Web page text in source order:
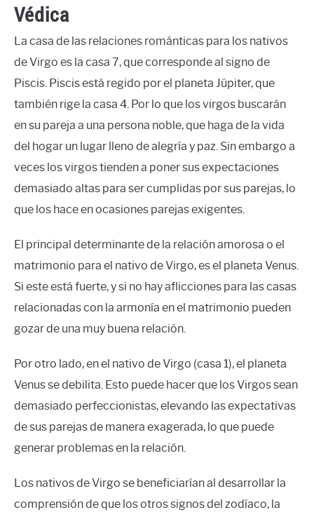
Védica
La casa de las relaciones románticas para los nativos
de Virgo es la casa 7, que corresponde al signo de
Piscis. Piscis está regido por el planeta Júpiter, que
también rige la casa 4. Por lo que los virgos buscarán
en su pareja a una persona noble, que haga de la vida
del hogar un lugar lleno de alegría y paz. Sin embargo a
veces los virgos tienden a poner sus expectaciones
demasiado altas para ser cumplidas por sus parejas, lo
que los hace en ocasiones parejas exigentes.
El principal determinante de la relación amorosa o el
matrimonio para el nativo de Virgo, es el planeta Venus.
Si este está fuerte, y si no hay aflicciones para las casas
relacionadas con la armonía en el matrimonio pueden
gozar de una muy buena relación.
Por otro lado, en el nativo de Virgo (casa 1), el planeta
Venus se debilita. Esto puede hacer que los Virgos sean
demasiado perfeccionistas, elevando las expectativas
de sus parejas de manera exagerada, lo que puede
generar problemas en la relación.
Los nativos de Virgo se beneficiarían al desarrollar la
comprensión de que los otros signos del zodíaco, la